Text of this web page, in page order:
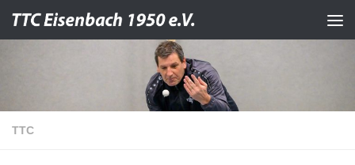
Zum Inhalt springen
TTC